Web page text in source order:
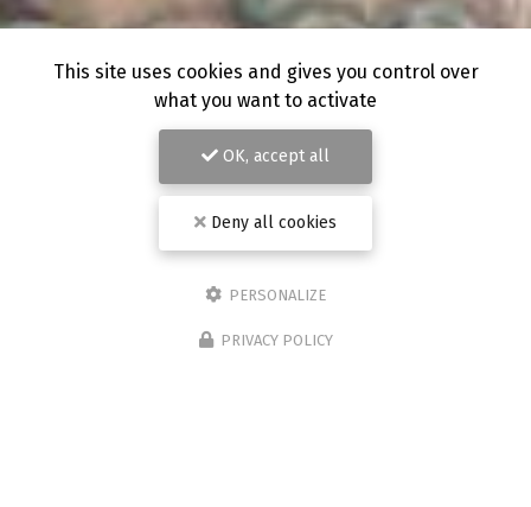
This site uses cookies and gives you control over
what you want to activate
OK, accept all
Deny all cookies
PERSONALIZE
PRIVACY POLICY